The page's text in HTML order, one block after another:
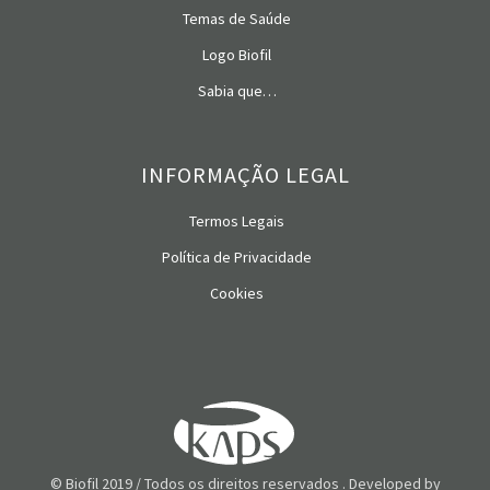
Temas de Saúde
Logo Biofil
Sabia que…
INFORMAÇÃO LEGAL
Termos Legais
Política de Privacidade
Cookies
© Biofil 2019 / Todos os direitos reservados . Developed by